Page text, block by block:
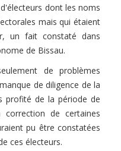
dont les noms
mais qui étaient
un fait constaté dans
de Bissau.
de problèmes
de diligence de la
profité de la période de
de certaines
pu être constatées
ces électeurs.